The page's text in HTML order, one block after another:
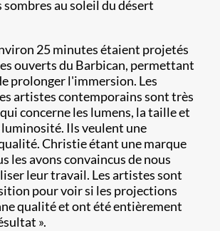
au soleil du désert
25 minutes étaient projetés
ouverts du Barbican, permettant
prolonger l'immersion. Les
artistes contemporains sont très
concerne les lumens, la taille et
luminosité. Ils veulent une
Christie étant une marque
les avons convaincus de nous
leur travail. Les artistes sont
pour voir si les projections
qualité et ont été entièrement
».